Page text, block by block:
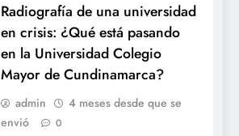
Radiografía de una universidad
en crisis: ¿Qué está pasando
en la Universidad Colegio
Mayor de Cundinamarca?
admin
4 meses desde que se
envió
0